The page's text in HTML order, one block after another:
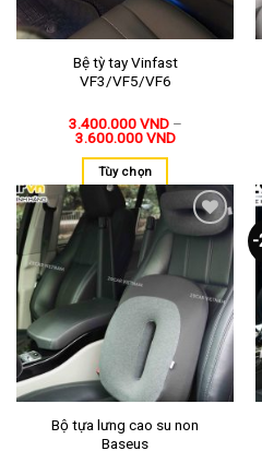
Bệ tỳ tay Vinfast
VF3/VF5/VF6
3.400.000VND–
3.600.000VND
Tùy chọn
Thêm
vào
yêu
thích
Bộ tựa lưng cao su non
Baseus
-